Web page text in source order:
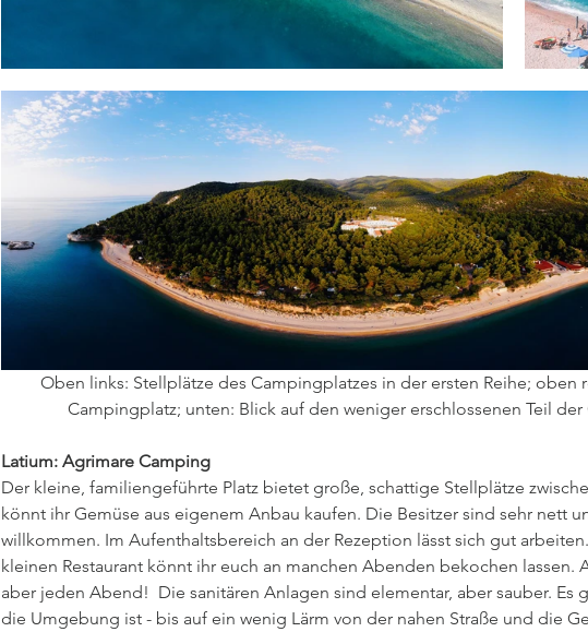
Oben links: Stellplätze des Campingplatzes in der ersten Reihe; oben
Campingplatz; unten: Blick auf den weniger erschlossenen Teil
Latium: Agrimare Camping
Der kleine, familiengeführte Platz bietet große, schattige Stellplätze
könnt ihr Gemüse aus eigenem Anbau kaufen. Die Besitzer sind sehr nett
willkommen. Im Aufenthaltsbereich an der Rezeption lässt sich gut
kleinen Restaurant könnt ihr euch an manchen Abenden bekochen
aber jeden Abend!  Die sanitären Anlagen sind elementar, aber sauber. Es
die Umgebung ist - bis auf ein wenig Lärm von der nahen Straße und die